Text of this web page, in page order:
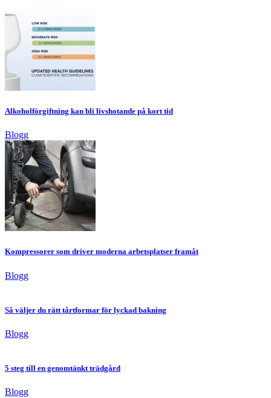
Alkoholförgiftning kan bli livshotande på kort tid
Blogg
Kompressorer som driver moderna arbetsplatser framåt
Blogg
Så väljer du rätt tårtformar för lyckad bakning
Blogg
5 steg till en genomtänkt trädgård
Blogg